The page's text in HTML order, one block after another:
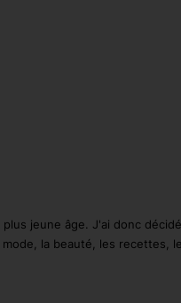
jeune âge. J'ai donc
la beauté, les recettes,